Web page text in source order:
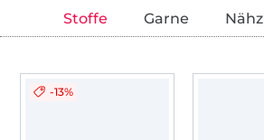
Stoffe Garne
-13%